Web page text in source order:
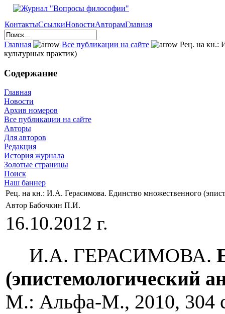
КонтактыСсылкиНовостиАвторамГлавная
Главная Все публикации на сайте
Рец. на кн.:
культурных практик)
Содержание
Главная
Новости
Архив номеров
Все публикации на сайте
Авторы
Для авторов
Редакция
История журнала
Золотые страницы
Поиск
Наш баннер
Рец. на кн.: И.А. Герасимова. Единство множественного
Автор Бабочкин П.И.
16.10.2012 г.
И.А. ГЕРАСИМОВА.
(эпистемологический
М.: Альфа-М., 2010, 304